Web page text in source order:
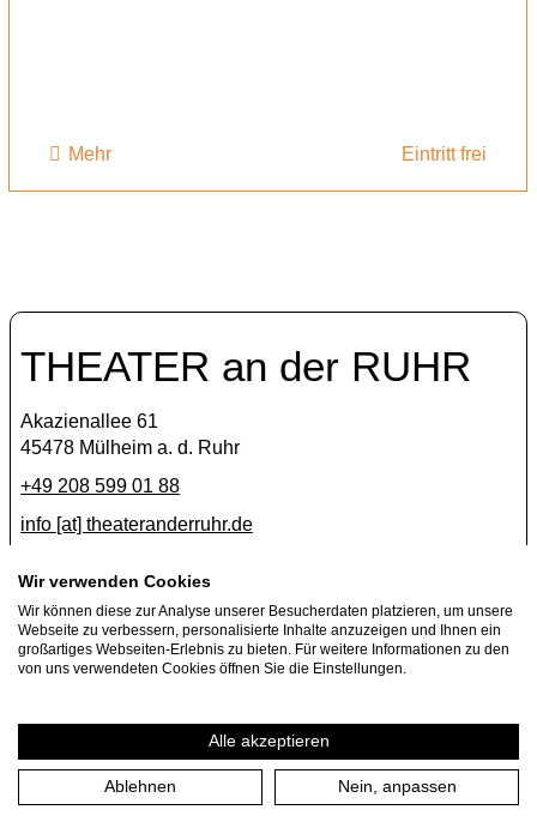
Mehr Eintritt frei
THEATER an der RUHR
Akazienallee 61
45478 Mülheim a. d. Ruhr
+49 208 599 01 88
info [​at​] theateranderruhr.de
Facebook
Instagram
Newsletter
Datenschutzerklärung Cookie-Einstellungen
Wir verwenden Cookies
Wir können diese zur Analyse unserer Besucherdaten platzieren, um unsere
Webseite zu verbessern, personalisierte Inhalte anzuzeigen und Ihnen ein
großartiges Webseiten-Erlebnis zu bieten. Für weitere Informationen zu den
von uns verwendeten Cookies öffnen Sie die Einstellungen.
Alle akzeptieren
Ablehnen Nein, anpassen